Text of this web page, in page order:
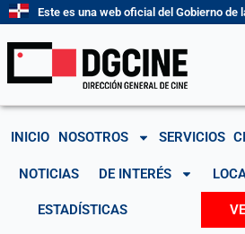
contenido
Este es una web oficial del Gobierno de
INICIO NOSOTROS SERVICIOS
NOTICIAS DE INTERÉS
ESTADÍSTICAS